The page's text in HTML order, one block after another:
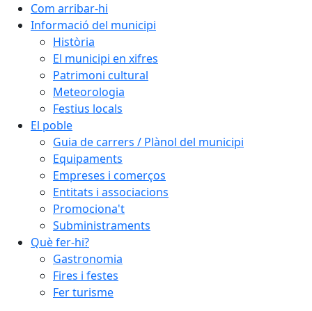
Com arribar-hi
Informació del municipi
Història
El municipi en xifres
Patrimoni cultural
Meteorologia
Festius locals
El poble
Guia de carrers / Plànol del municipi
Equipaments
Empreses i comerços
Entitats i associacions
Promociona't
Subministraments
Què fer-hi?
Gastronomia
Fires i festes
Fer turisme